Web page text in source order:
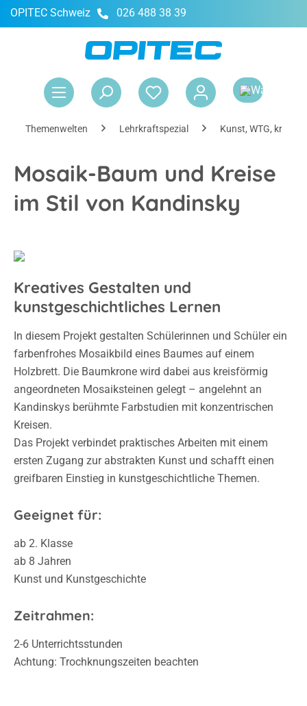
springen
OPITEC Schweiz 026 488 38 39
Themenwelten Lehrkraftspezial Kunst, WTG,
Mosaik-Baum und Kreise
im Stil von Kandinsky
Kreatives Gestalten und
kunstgeschichtliches Lernen
In diesem Projekt gestalten Schülerinnen und Schüler ein
farbenfrohes Mosaikbild eines Baumes auf einem
Holzbrett. Die Baumkrone wird dabei aus kreisförmig
angeordneten Mosaiksteinen gelegt – angelehnt an
Kandinskys berühmte Farbstudien mit konzentrischen
Kreisen.
Das Projekt verbindet praktisches Arbeiten mit einem
ersten Zugang zur abstrakten Kunst und schafft einen
greifbaren Einstieg in kunstgeschichtliche Themen.
Geeignet für:
ab 2. Klasse
ab 8 Jahren
Kunst und Kunstgeschichte
Zeitrahmen:
2-6 Unterrichtsstunden
Achtung: Trochknungszeiten beachten